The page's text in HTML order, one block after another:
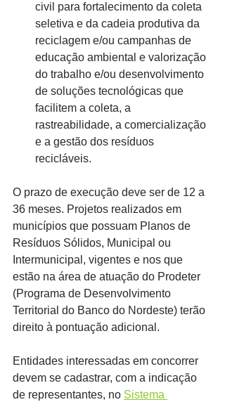
civil para fortalecimento da coleta
seletiva e da cadeia produtiva da
reciclagem e/ou campanhas de
educação ambiental e valorização
do trabalho e/ou desenvolvimento
de soluções tecnológicas que
facilitem a coleta, a
rastreabilidade, a comercialização
e a gestão dos resíduos
recicláveis.
O prazo de execução deve ser de 12 a
36 meses. Projetos realizados em
municípios que possuam Planos de
Resíduos Sólidos, Municipal ou
Intermunicipal, vigentes e nos que
estão na área de atuação do Prodeter
(Programa de Desenvolvimento
Territorial do Banco do Nordeste) terão
direito à pontuação adicional.
Entidades interessadas em concorrer
devem se cadastrar, com a indicação
de representantes, no Sistema